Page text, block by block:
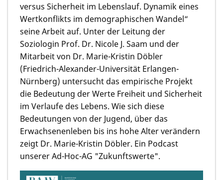
versus Sicherheit im Lebenslauf. Dynamik eines
Wertkonflikts im demographischen Wandel“
seine Arbeit auf. Unter der Leitung der
Soziologin Prof. Dr. Nicole J. Saam und der
Mitarbeit von Dr. Marie-Kristin Döbler
(Friedrich-Alexander-Universität Erlangen-
Nürnberg) untersucht das empirische Projekt
die Bedeutung der Werte Freiheit und Sicherheit
im Verlaufe des Lebens. Wie sich diese
Bedeutungen von der Jugend, über das
Erwachsenenleben bis ins hohe Alter verändern
zeigt Dr. Marie-Kristin Döbler. Ein Podcast
unserer Ad-Hoc-AG "Zukunftswerte".